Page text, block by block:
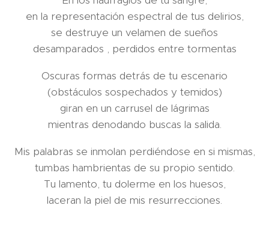
en la representación espectral de tus delirios,
se destruye un velamen de sueños
desamparados , perdidos entre tormentas
Oscuras formas detrás de tu escenario
(obstáculos sospechados y temidos)
giran en un carrusel de lágrimas
mientras denodando buscas la salida.
Mis palabras se inmolan perdiéndose en si mismas,
tumbas hambrientas de su propio sentido.
Tu lamento, tu dolerme en los huesos,
laceran la piel de mis resurrecciones.